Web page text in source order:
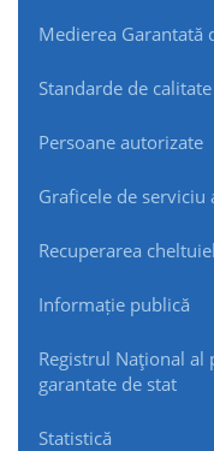
Medierea Garantată
Standarde de сalitate
Persoane autorizate
Graficele de serviciu
Recuperarea
Informație publică
Registrul Naţional
garantate de stat
Statistică